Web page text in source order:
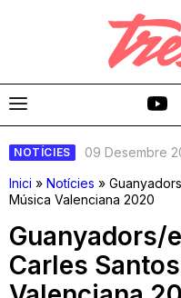
NOTÍCIES
09 Desembre
Inici » Notícies »
Música Valenciana 2020
Guanyadors/
Carles